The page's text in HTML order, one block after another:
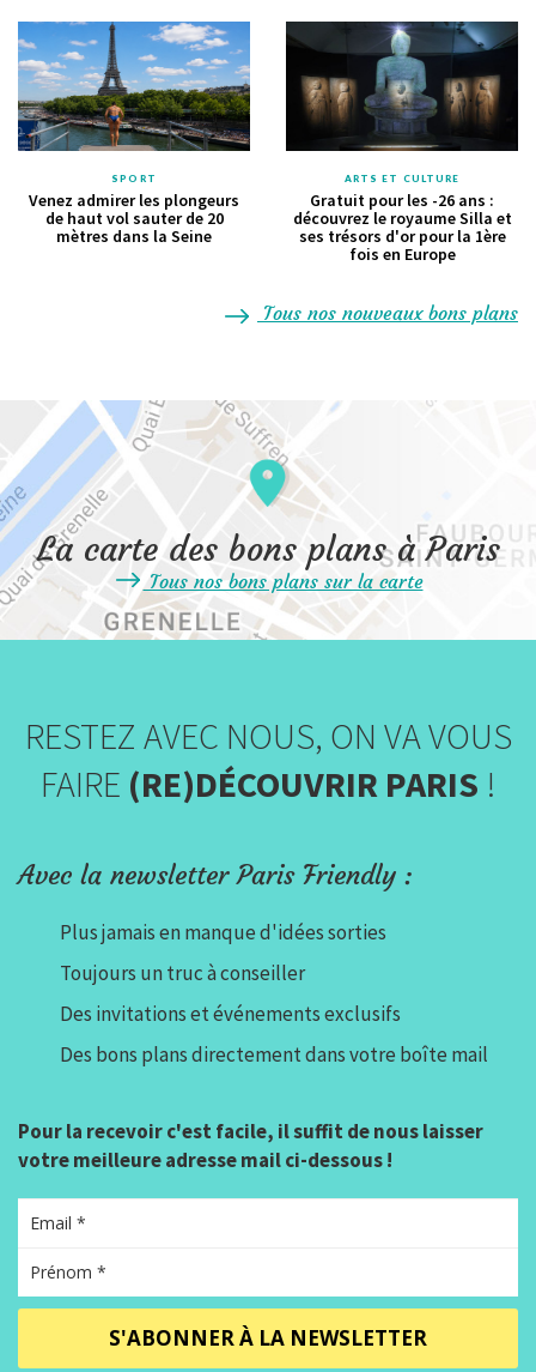
SPORT
Venez admirer les plongeurs
de haut vol sauter de 20
mètres dans la Seine
ARTS ET CULTURE
Gratuit pour les -26 ans :
découvrez le royaume Silla et
ses trésors d'or pour la 1ère
fois en Europe
Tous nos nouveaux bons plans
La carte des bons plans à Paris
Tous nos bons plans sur la carte
RESTEZ AVEC NOUS, ON VA VOUS
FAIRE (RE)DÉCOUVRIR PARIS !
Avec la newsletter Paris Friendly :
Plus jamais en manque d'idées sorties
Toujours un truc à conseiller
Des invitations et événements exclusifs
Des bons plans directement dans votre boîte mail
Pour la recevoir c'est facile, il suffit de nous laisser
votre meilleure adresse mail ci-dessous !
S'ABONNER À LA NEWSLETTER